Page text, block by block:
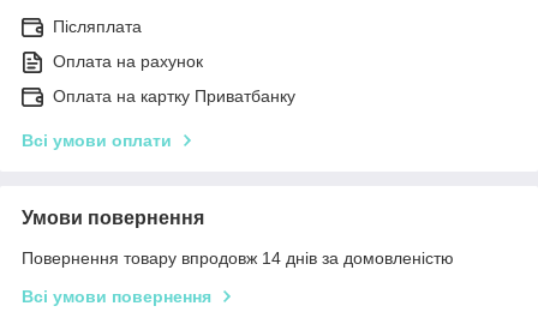
Післяплата
Оплата на рахунок
Оплата на картку Приватбанку
Всі умови оплати
Умови повернення
Повернення товару впродовж 14 днів за домовленістю
Всі умови повернення